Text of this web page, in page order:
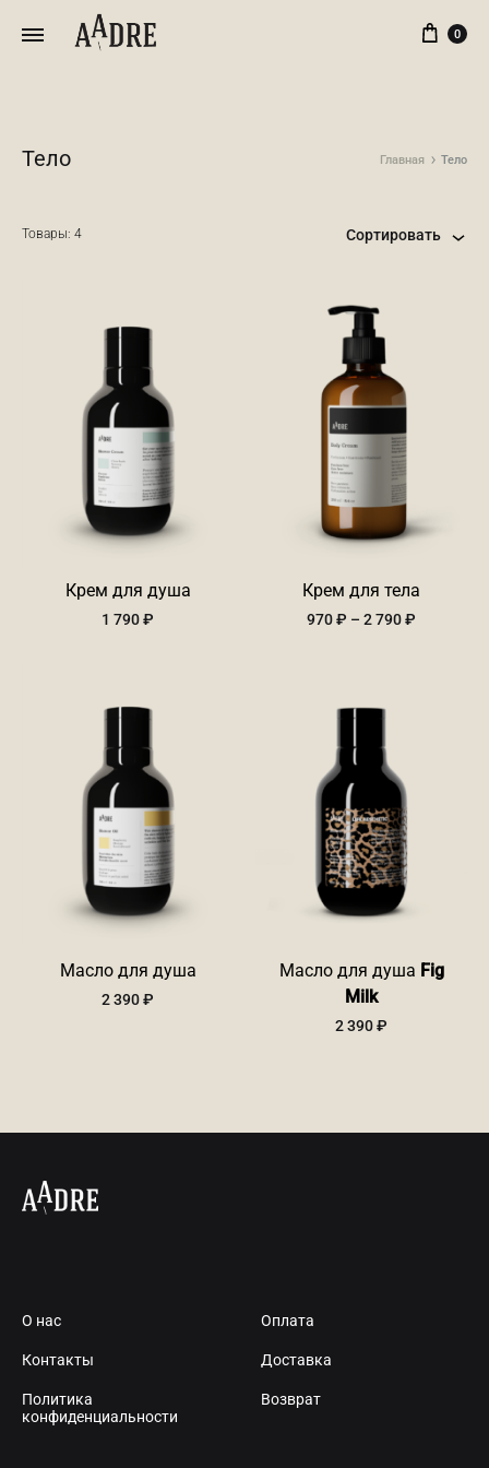
0
Тело Главная Тело
Товары: 4 Сортировать
Крем для душа
1 790₽
Крем для тела
970₽ – 2 790₽
Масло для душа
2 390₽
Масло для душа Fig
Milk
2 390₽
О нас
Контакты
Политика
конфиденциальности
Оплата
Доставка
Возврат